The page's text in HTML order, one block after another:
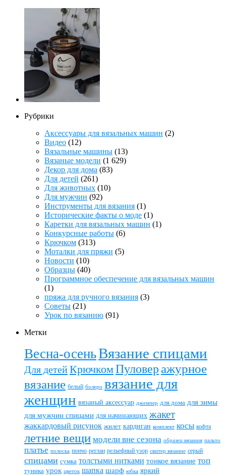
Рубрики
Аксессуары для вязальных машин (2)
Видео (12)
Вязальные машины (13)
Вязаные модели (1 629)
Декор для дома (83)
Для детей (261)
Для животных (10)
Для мужчин (92)
Инструменты для вязания (1)
Исторические факты о моде (1)
Каретки для вязальных машин (1)
Конкурсные работы (6)
Крючком (313)
Моталки для пряжи (5)
Новости (10)
Образцы (40)
Программное обеспечение для вязальных машин
(1)
пряжа для ручного вязания (3)
Советы (21)
Урок по вязанию (91)
Метки
Весна-осеньВязание спицами
Для детейКрючкомПуловер ажурное
вязание белый болеро вязание для
женщин вязаный аксессуар джемпер для дома для зимы
для мужчин спицами для начинающих жакет
жаккардовый рисунок жилет кардиган комплект косы кофта
летние вещи модели вне сезона образец вязания пальто
платье полоска пончо реглан рельефный узор свитер вязание серый
спицами сумка толстыми нитками тонкое вязание топ
туника урок цветок шапка шарф юбка яркий